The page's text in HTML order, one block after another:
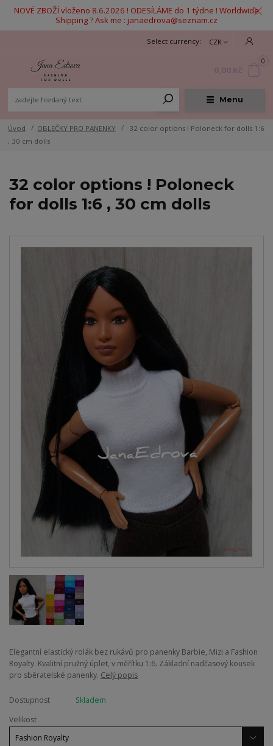
NOVÉ ZBOŽÍ vloženo 8.6.2026 ! ODESÍLÁME do 1 týdne ! Worldwide
Shipping ? Ask me : janaedrova@seznam.cz
Menu
CZK
0
Úvod OBLEČKY PRO PANENKY
32 color options ! Poloneck for dolls 1:6
, 30 cm dolls
32 color options ! Poloneck
for dolls 1:6 , 30 cm dolls
​Elegantní elastický rolák bez rukávů pro panenky Barbie, Mizi a Fashion
Royalty. Kvalitní pružný úplet, v měřítku 1:6. Základní nadčasový kousek
pro sběratelské panenky. Celý popis
Dostupnost
Skladem
Velikost